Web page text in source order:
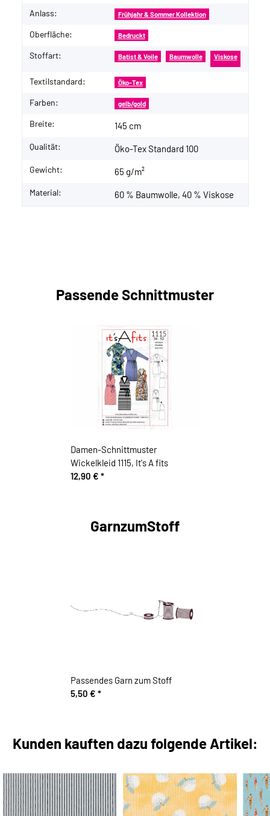
Anlass: Frühjahr & Sommer Kollektion
Oberfläche: Bedruckt
Stoffart: Batist & Voile Baumwolle Viskose
Textilstandard: Öko-Tex
Farben: gelb/gold
Breite: 145 cm
Qualität: Öko-Tex Standard 100
Gewicht: 65 g/m²
Material: 60 % Baumwolle, 40 % Viskose
Passende Schnittmuster
Damen-Schnittmuster
Wickelkleid 1115, It's A fits
12,90 € *
GarnzumStoff
Passendes Garn zum Stoff
5,50 € *
Kunden kauften dazu folgende Artikel: